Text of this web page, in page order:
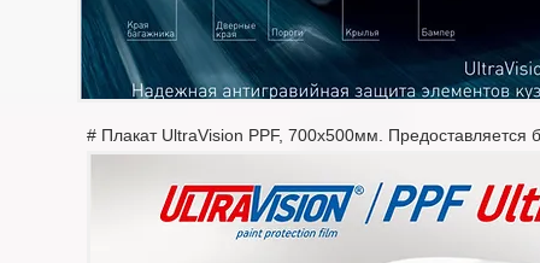
# Плакат UltraVision PPF, 700х500мм. Предоставляется